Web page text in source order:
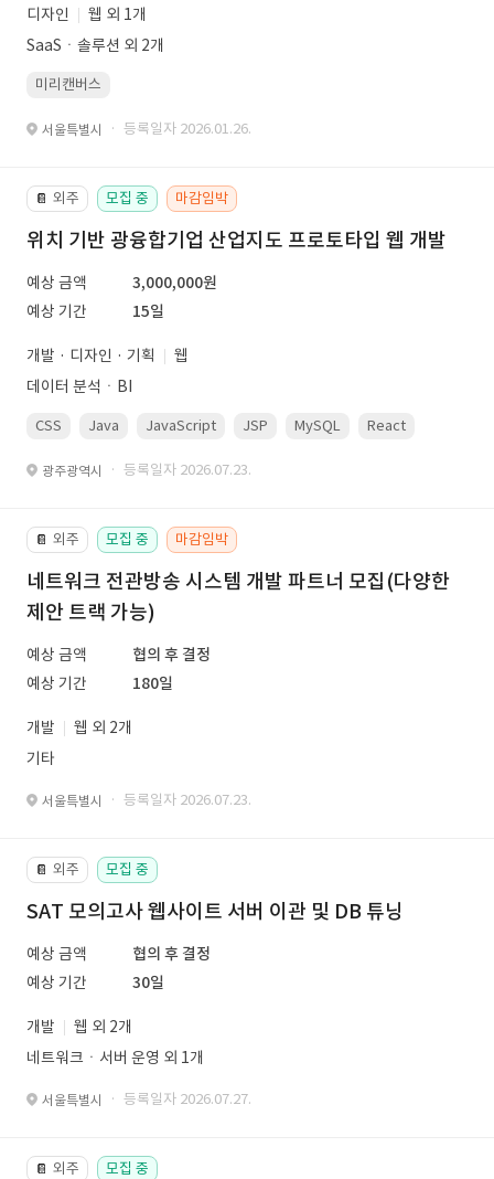
디자인
웹 외 1개
SaaSㆍ솔루션 외 2개
미리캔버스
서울특별시 · 등록일자 2026.01.26.
📔 외주 모집 중 마감임박
위치 기반 광융합기업 산업지도 프로토타입 웹 개발
예상 금액
3,000,000원
예상 기간
15일
개발 · 디자인 · 기획
웹
데이터 분석ㆍBI
CSS Java JavaScript JSP MySQL React
광주광역시 · 등록일자 2026.07.23.
📔 외주 모집 중 마감임박
네트워크 전관방송 시스템 개발 파트너 모집(다양한
제안 트랙 가능)
예상 금액
협의 후 결정
예상 기간
180일
개발
웹 외 2개
기타
서울특별시 · 등록일자 2026.07.23.
📔 외주 모집 중
SAT 모의고사 웹사이트 서버 이관 및 DB 튜닝
예상 금액
협의 후 결정
예상 기간
30일
개발
웹 외 2개
네트워크ㆍ서버 운영 외 1개
서울특별시 · 등록일자 2026.07.27.
📔 외주 모집 중